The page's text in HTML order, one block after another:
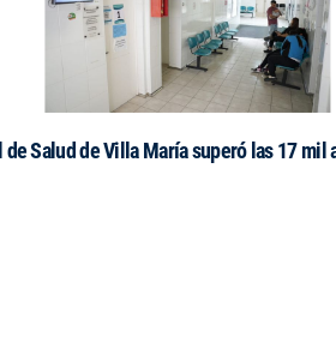
Salud de Villa María superó las 17